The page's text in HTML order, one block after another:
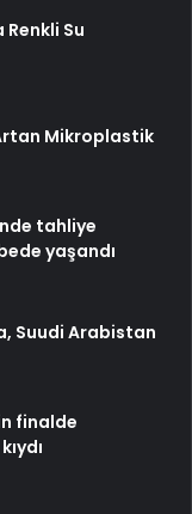
Renkli Su
Mikroplastik
tahliye
yaşandı
Suudi Arabistan
finalde